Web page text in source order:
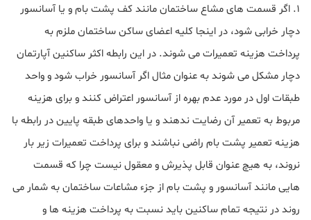
1. اگر قسمت های مشاع ساختمان مانند کف پشت بام و یا آسانسور
دچار خرابی شود، در اینجا کلیه اعضای ساکن ساختمان ملزم به
پرداخت هزینه تعمیرات می شوند. در این رابطه اکثر ساکنین آپارتمان
دچار مشکل می شوند به عنوان مثال اگر آسانسور خراب شود و واحد
طبقات اول در مورد عدم بهره از آسانسور اعتراض کنند و برای هزینه
مربوط به تعمیر آن رضایت ندهند و یا واحدهای طبقه پایین در رابطه با
هزینه تعمیر پشت بام راضی نباشند و برای پرداخت تعمیرات زیر بار
نروند، به هیچ عنوان قابل پذیرش و معقول نیست چرا که قسمت
هایی مانند آسانسور و پشت بام از جزء مشاعات ساختمان به شمار می
روند در نتیجه تمام ساکنین باید نسبت به پرداخت هزینه ها و